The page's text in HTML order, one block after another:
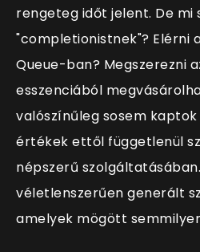
rengeteg időt jelent. De
"completionistnek"? Elérni
Queue-ban? Megszerezni
esszenciából
valószínűleg sosem
értékek ettől függetlenül
népszerű
véletlenszerűen generált
amelyek mögött